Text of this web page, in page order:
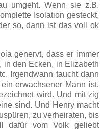
umgeht. Wenn sie z.B.
Isolation gesteckt,
so, dann ist das voll ok
genervt, dass er immer
in den Ecken, in Elizabeth
Irgendwann taucht dann
erwachsener Mann ist,
wird. Und mit zig
sind. Und Henry macht
zu verheiraten, bis
dafür vom Volk geliebt